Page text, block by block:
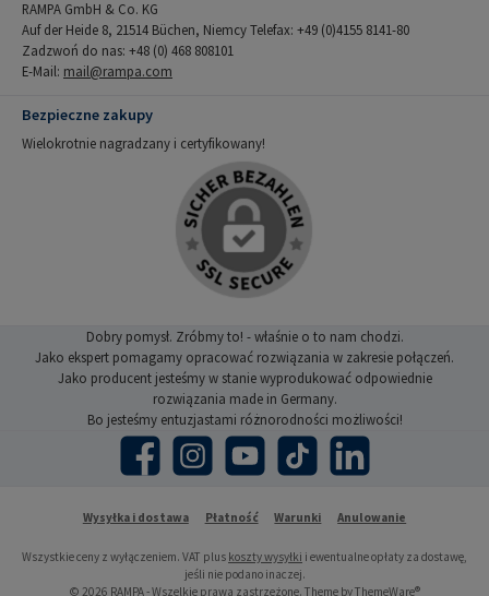
RAMPA GmbH & Co. KG
Auf der Heide 8, 21514 Büchen, Niemcy Telefax: +49 (0)4155 8141-80
Zadzwoń do nas: +48 (0) 468 808101
E-Mail: mail@rampa.com
Bezpieczne zakupy
Wielokrotnie nagradzany i certyfikowany!
Dobry pomysł. Zróbmy to! - właśnie o to nam chodzi.
Jako ekspert pomagamy opracować rozwiązania w zakresie połączeń.
Jako producent jesteśmy w stanie wyprodukować odpowiednie
rozwiązania made in Germany.
Bo jesteśmy entuzjastami różnorodności możliwości!
Facebook Instagram YouTube TikTok LinkedIn
Wysyłka i dostawa Płatność Warunki Anulowanie
Wszystkie ceny z wyłączeniem. VAT plus koszty wysyłki i ewentualne opłaty za dostawę,
jeśli nie podano inaczej.
© 2026 RAMPA - Wszelkie prawa zastrzeżone. Theme byThemeWare®